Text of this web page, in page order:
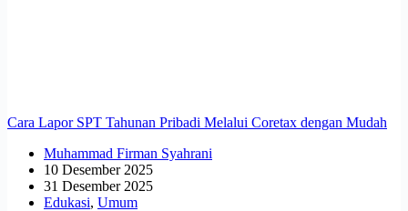
Cara Lapor SPT Tahunan Pribadi Melalui Coretax dengan Mudah
Muhammad Firman Syahrani
10 Desember 2025
31 Desember 2025
Edukasi, Umum